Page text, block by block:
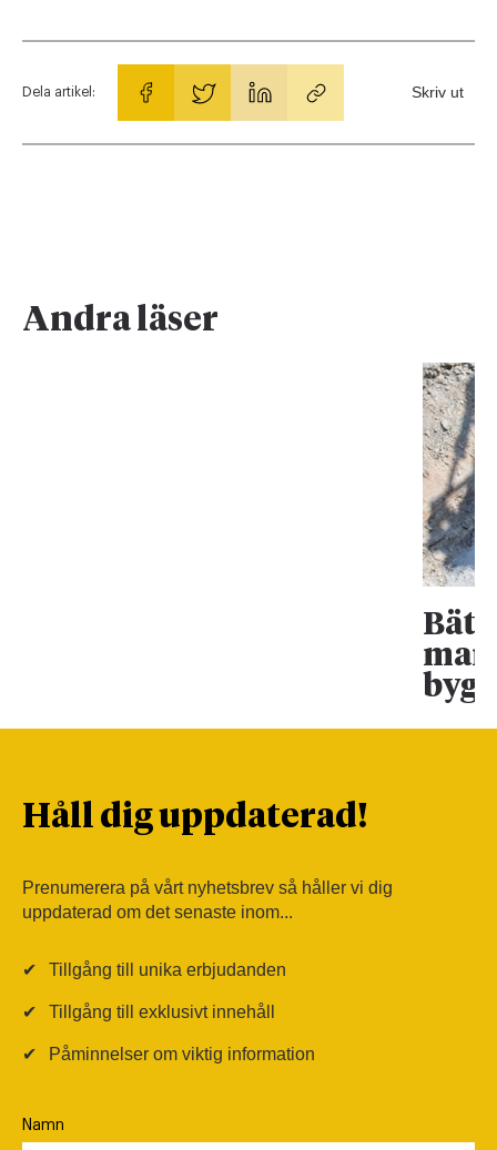
Dela artikel: Skriv ut
Andra läser
Håll dig uppdaterad!
Prenumerera på vårt nyhetsbrev så håller vi dig
uppdaterad om det senaste inom...
✔ Tillgång till unika erbjudanden
✔ Tillgång till exklusivt innehåll
✔ Påminnelser om viktig information
Namn